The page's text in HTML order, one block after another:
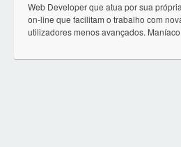
Web Developer que atua por sua
on-line que facilitam o trabalho com
utilizadores menos avançados.